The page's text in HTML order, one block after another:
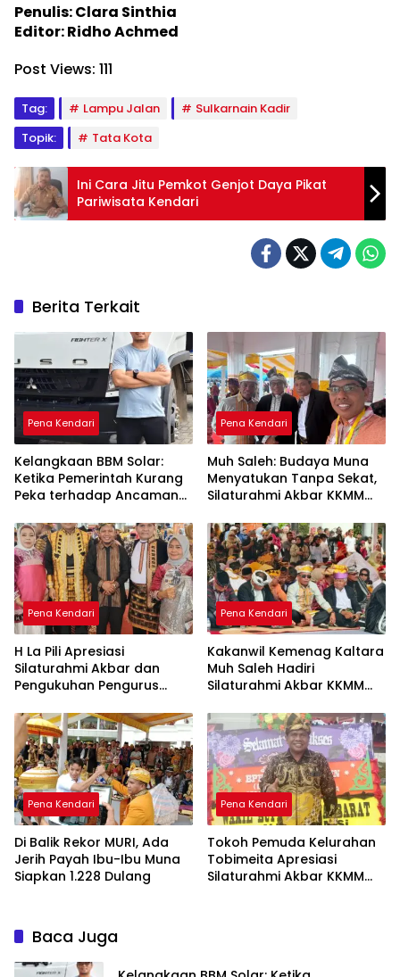
Penulis: Clara Sinthia
Editor: Ridho Achmed
Post Views: 111
Tag: Lampu Jalan
Sulkarnain Kadir
Topik:
Tata Kota
Ini Cara Jitu Pemkot Genjot Daya Pikat
Pariwisata Kendari
Berita Terkait
Pena Kendari
Kelangkaan BBM Solar:
Ketika Pemerintah Kurang
Peka terhadap Ancaman
Pena Kendari
Muh Saleh: Budaya Muna
Menyatukan Tanpa Sekat,
Silaturahmi Akbar KKMM
Persaudaraan
Pena Kendari
H La Pili Apresiasi
Silaturahmi Akbar dan
Pengukuhan Pengurus
Pena Kendari
Kakanwil Kemenag Kaltara
Muh Saleh Hadiri
Silaturahmi Akbar KKMM
Pena Kendari
Di Balik Rekor MURI, Ada
Jerih Payah Ibu-Ibu Muna
Siapkan 1.228 Dulang
Pena Kendari
Tokoh Pemuda Kelurahan
Tobimeita Apresiasi
Silaturahmi Akbar KKMM
Baca Juga